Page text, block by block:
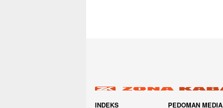
INDEKS PEDOMAN MEDIA